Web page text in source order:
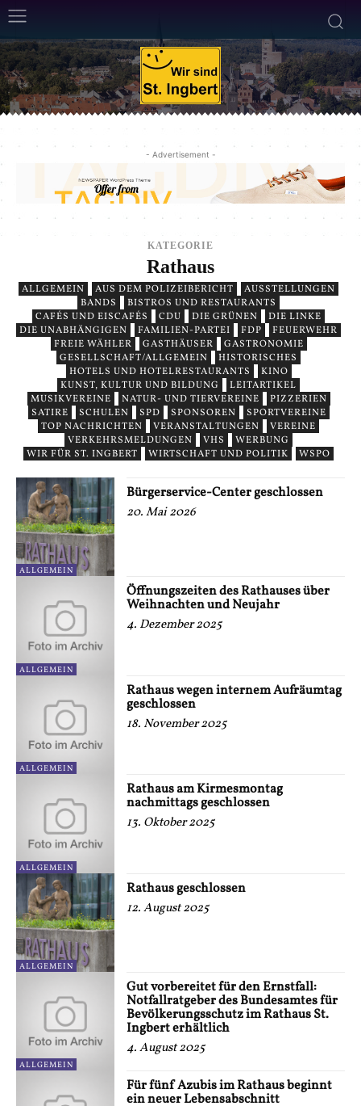
- Advertisement -
KATEGORIE
Rathaus
ALLGEMEIN AUS DEM POLIZEIBERICHT
AUSSTELLUNGEN
BANDS
BISTROS UND RESTAURANTS
CAFÉS UND EISCAFÉS
CDU DIE GRÜNEN
DIE LINKE
DIE UNABHÄNGIGEN
FAMILIEN-PARTEI FDP
FEUERWEHR
FREIE WÄHLER
GASTHÄUSER
GASTRONOMIE
GESELLSCHAFT/ALLGEMEIN
HISTORISCHES
HOTELS UND HOTELRESTAURANTS
KINO
KUNST, KULTUR UND BILDUNG
LEITARTIKEL
MUSIKVEREINE
NATUR- UND TIERVEREINE
PIZZERIEN
SATIRE
SCHULEN SPD SPONSOREN
SPORTVEREINE
TOP NACHRICHTEN
VERANSTALTUNGEN
VEREINE
VERKEHRSMELDUNGEN
VHS
WERBUNG
WIR FÜR ST. INGBERT
WIRTSCHAFT UND POLITIK WSPO
ALLGEMEIN
Bürgerservice-Center geschlossen
20. Mai 2026
ALLGEMEIN
Öffnungszeiten des Rathauses über
Weihnachten und Neujahr
4. Dezember 2025
ALLGEMEIN
Rathaus wegen internem Aufräumtag
geschlossen
18. November 2025
ALLGEMEIN
Rathaus am Kirmesmontag
nachmittags geschlossen
13. Oktober 2025
ALLGEMEIN
Rathaus geschlossen
12. August 2025
ALLGEMEIN
Gut vorbereitet für den Ernstfall:
Notfallratgeber des Bundesamtes für
Bevölkerungsschutz im Rathaus St.
Ingbert erhältlich
4. August 2025
Für fünf Azubis im Rathaus beginnt
ein neuer Lebensabschnitt